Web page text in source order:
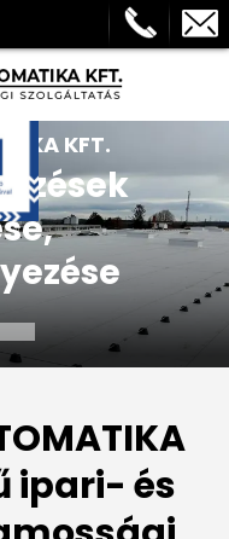
KFT.
ipari- és